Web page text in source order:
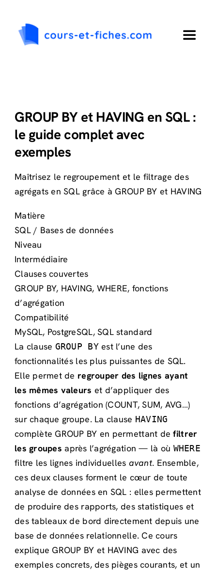
contenu
Toggle
Collège
Langues
GROUP BY et HAVING en SQL :
le guide complet avec
exemples
Maîtrisez le regroupement et le filtrage des
agrégats en SQL grâce à GROUP BY et HAVING
Matière
SQL / Bases de données
Niveau
Intermédiaire
Clauses couvertes
GROUP BY, HAVING, WHERE, fonctions
d’agrégation
Compatibilité
MySQL, PostgreSQL, SQL standard
La clause GROUP BYest l’une des
fonctionnalités les plus puissantes de SQL.
Elle permet de regrouper des lignes ayant
les mêmes valeurs et d’appliquer des
fonctions d’agrégation (COUNT, SUM, AVG…)
sur chaque groupe. La clause HAVING
complète GROUP BY en permettant defiltrer
les groupes après l’agrégation — là où WHERE
filtre les lignes individuelles avant. Ensemble,
ces deux clauses forment le cœur de toute
analyse de données en SQL : elles permettent
de produire des rapports, des statistiques et
des tableaux de bord directement depuis une
base de données relationnelle. Ce cours
explique GROUP BY et HAVING avec des
exemples concrets, des pièges courants, et un